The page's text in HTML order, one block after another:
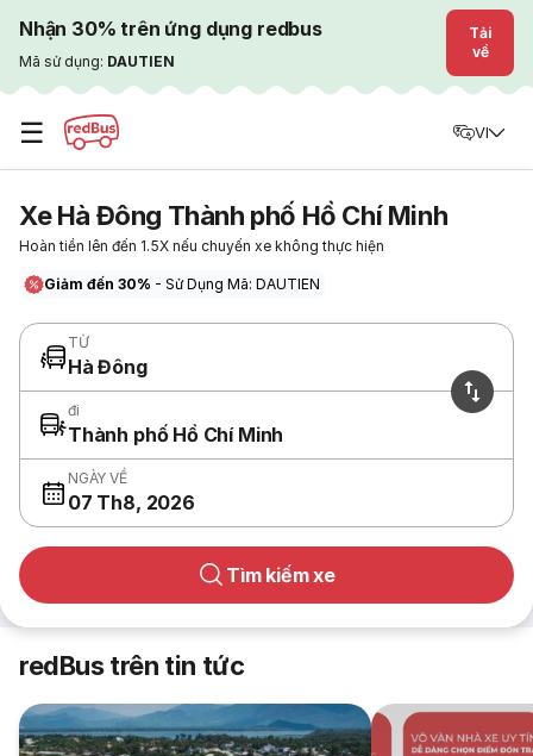
Nhận 30% trên ứng dụng redbus
Mã sử dụng: DAUTIEN
Tải
về
☰ VI
Xe Hà Đông Thành phố Hồ Chí Minh
Hoàn tiền lên đến 1.5X nếu chuyến xe không thực hiện
Giảm đến 30% - Sử Dụng Mã: DAUTIEN
TỪ
Hà Đông
đi
Thành phố Hồ Chí Minh
NGÀY VỀ
07 Th8, 2026
Tìm kiếm xe
redBus trên tin tức